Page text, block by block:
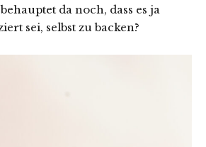
da noch, dass es ja
sei, selbst zu backen?